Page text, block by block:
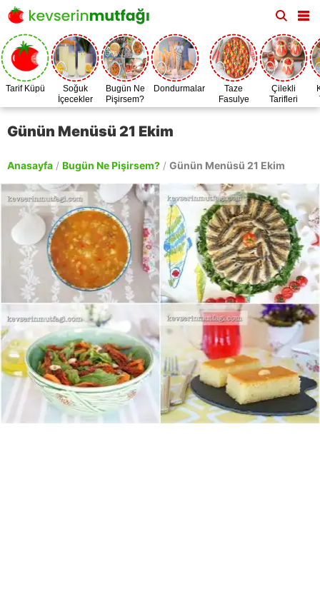
Tarif Küpü
Soğuk
İçecekler
Bugün Ne
Pişirsem?
Dondurmalar
Taze
Fasulye
Zamanı
Çilekli
Tarifleri
Günün Menüsü 21 Ekim
Anasayfa / Bugün Ne Pişirsem? / Günün Menüsü 21 Ekim